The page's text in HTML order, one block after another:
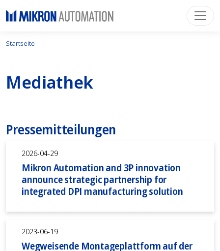
Startseite
Mediathek
Pressemitteilungen
2026-04-29
Mikron Automation and 3P innovation
announce strategic partnership for
integrated DPI manufacturing solution
2023-06-19
Wegweisende Montageplattform auf der